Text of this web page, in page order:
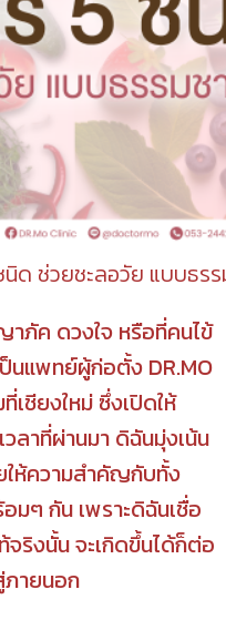
นิด ช่วยชะลอวัย แบบธร
ค ดวงใจ หรือที่คนไข้
ป็นแพทย์ผู้ก่อตั้ง DR.MO
เชียงใหม่ ซึ่งเปิดให้
ลาที่ผ่านมา ดิฉันมุ่งเน้น
ให้ความสำคัญกับทั้ง
มๆ กัน เพราะดิฉันเชื่อ
จริงนั้น จะเกิดขึ้นได้ก็ต่อ
ภายนอก